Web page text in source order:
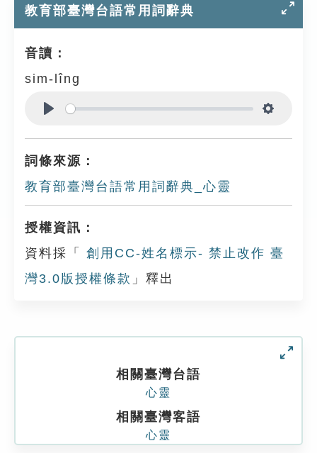
教育部臺灣台語常用詞辭典
音讀：
sim-lîng
詞條來源：
教育部臺灣台語常用詞辭典_心靈
授權資訊：
資料採「
創用CC-姓名標示- 禁止改作 臺
灣3.0版授權條款 」釋出
相關臺灣台語
心靈
相關臺灣客語
心靈